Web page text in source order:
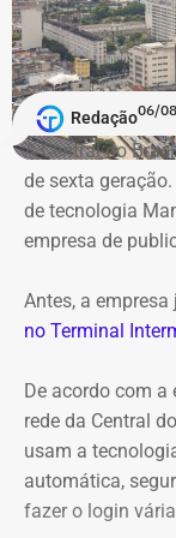
Captura de tela da
Redação06/
A Central do
de sexta
de tecnologia
empresa de
Antes, a
no Terminal
De acordo com a
rede da Central
usam a
automática,
fazer o login